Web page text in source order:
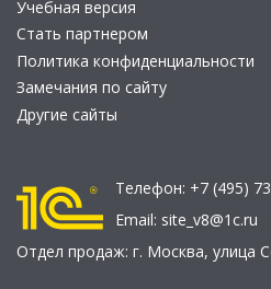
Учебная версия
Стать партнером
Политика конфиденциальности
Замечания по сайту
Другие сайты
Телефон: +7 (495)
Email: site_v8@1c.ru
Отдел продаж: г. Москва, улица